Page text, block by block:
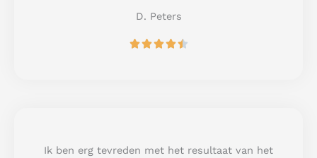
D. Peters

Ik ben erg tevreden met het resultaat van het